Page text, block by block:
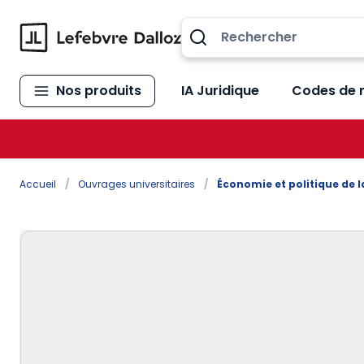
Nos produits IA Juridique Codes de
Accueil / Ouvrages universitaires / Économie et politique de